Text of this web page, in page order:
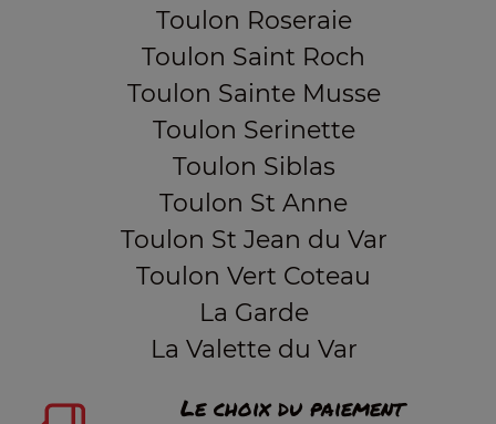
Toulon Roseraie
Toulon Saint Roch
Toulon Sainte Musse
Toulon Serinette
Toulon Siblas
Toulon St Anne
Toulon St Jean du Var
Toulon Vert Coteau
La Garde
La Valette du Var
Le choix du paiement